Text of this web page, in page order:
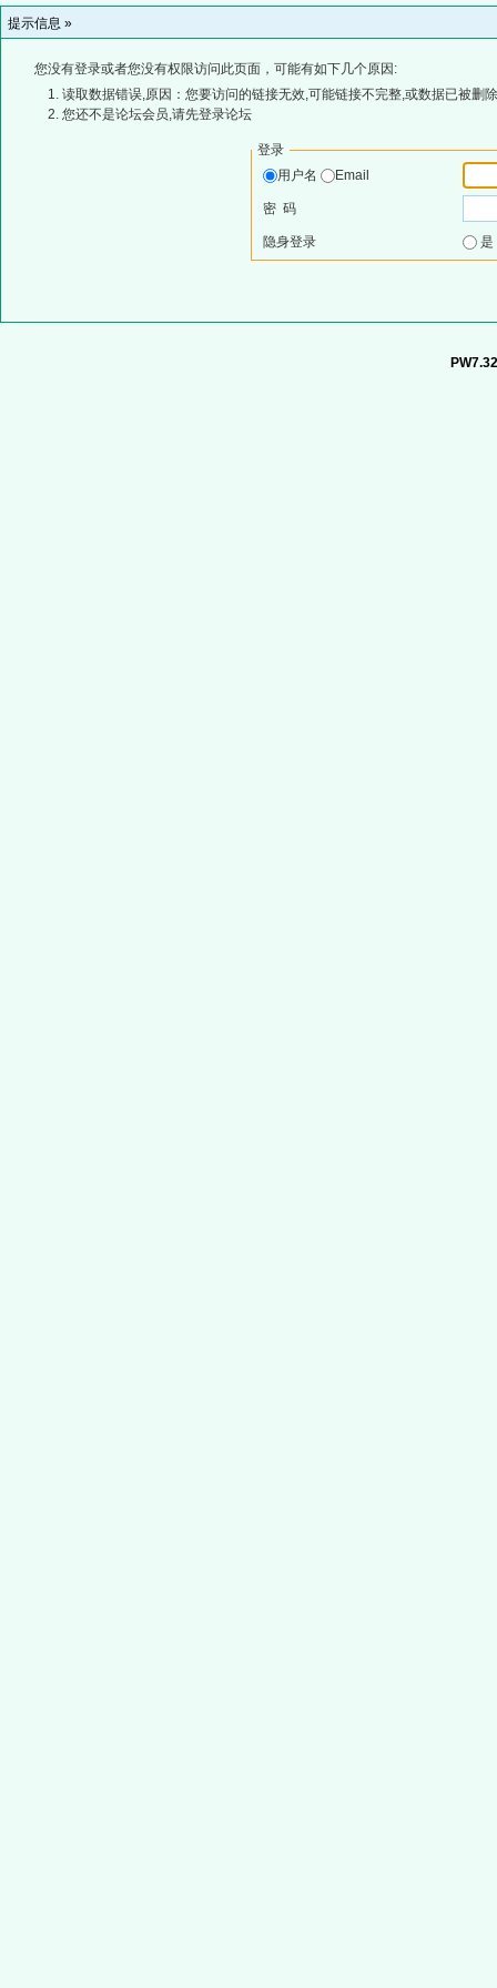
提示信息 »
您没有登录或者您没有权限访问此页面，可能有如下几个原因:
读取数据错误,原因：您要访问的链接无效,可能链接不完整,或数据已被删
您还不是论坛会员,请先登录论坛
登录
用户名
Email
密 码
隐身登录